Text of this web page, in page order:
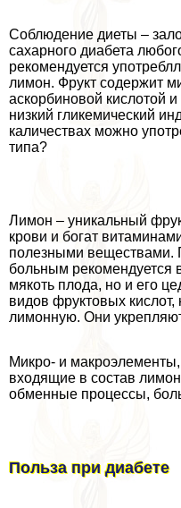
Соблюдение диеты –
сахарного диабета
рекомендуется
лимон. Фрукт содержит
аскорбиновой кислотой
низкий гликемический
каличествах можно
типа?
Лимон – уникальный
крови и богат
полезными веществами.
больным рекомендуется
мякоть плода, но и его
видов фруктовых
лимонную. Они
Микро- и
входящие в состав
обменные процессы,
Польза при диабете